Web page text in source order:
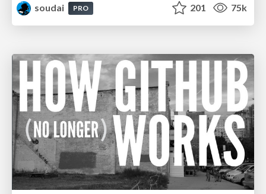
soudai
PRO 201 75k